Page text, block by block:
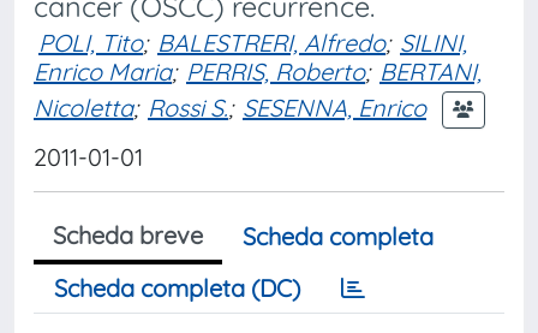
POLI, Tito; BALESTRERI, Alfredo; SILINI,
Enrico Maria; PERRIS, Roberto; BERTANI,
Nicoletta; Rossi S.; SESENNA, Enrico
2011-01-01
Scheda breve
Scheda completa
Scheda completa (DC)